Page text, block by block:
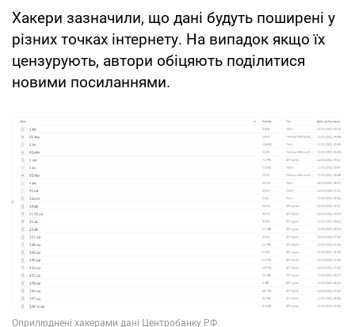
Хакери зазначили, що дані будуть поширені у
різних точках інтернету. На випадок якщо їх
цензурують, автори обіцяють поділитися
новими посиланнями.